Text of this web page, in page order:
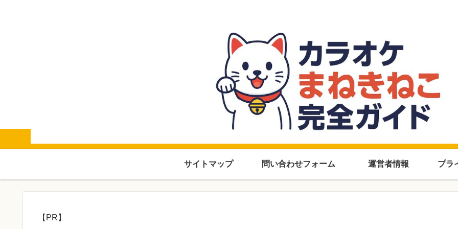
サイトマップ 問い合わせフォーム 運営者情報 プラ
【PR】